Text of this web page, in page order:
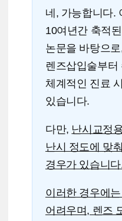
네, 가능합니다.
10여년간 축적
논문을 바탕으
렌즈삽입술부터
체계적인 진료
있습니다.
다만, 난시교정
난시 정도에 맞
경우가 있습니
이러한 경우에
어려우며, 렌즈